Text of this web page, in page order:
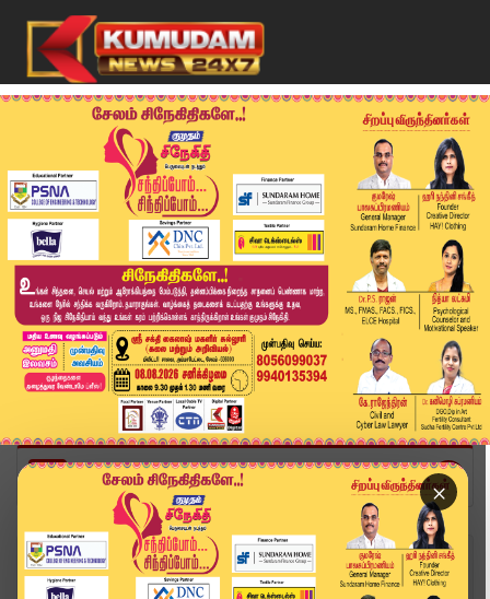
×
Home
வீடியோ ஸ்டோரி
எளிமையான முறையில் வாக்கு சேகரித்த முதலமைச்சர் |...